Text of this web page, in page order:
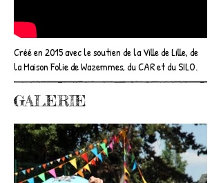
Créé en 2015 avec le soutien de la Ville de Lille, de
la Maison Folie de Wazemmes, du CAR et du SILO.
GALERIE